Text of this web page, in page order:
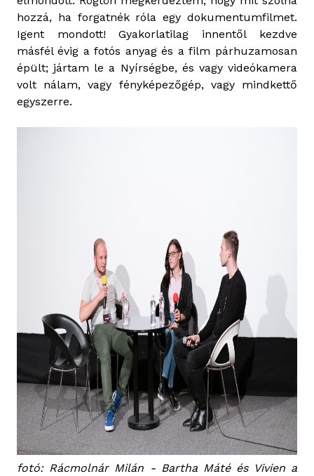
hozzá, ha forgatnék róla egy dokumentumfilmet.
Igent mondott! Gyakorlatilag innentől kezdve
másfél évig a fotós anyag és a film párhuzamosan
épült; jártam le a Nyírségbe, és vagy videókamera
volt nálam, vagy fényképezőgép, vagy mindkettő
egyszerre.
fotó: Rácmolnár Milán - Bartha Máté és Vivien a